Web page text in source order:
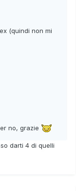
(quindi non mi
no, grazie
darti 4 di quelli